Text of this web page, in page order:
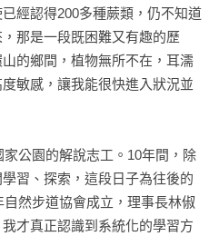
經認得200多種蕨類，仍不知道
那是一段既困難又有趣的歷
的鄉間，植物無所不在，耳濡
敏感，讓我能很快進入狀況並
公園的解說志工。10年間，除
習、探索，這段日子為往後的
然步道協會成立，理事長林俶
才真正認識到系統化的學習方